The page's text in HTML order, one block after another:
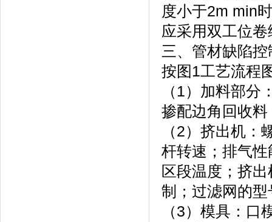
度小于2m min
应采用双工位
三、管材缺陷
按图1工艺流程
（1）加料部
掺配边角回收
（2）挤出机
杆转速；排气
区段温度；挤
制；过滤网的
（3）模具：